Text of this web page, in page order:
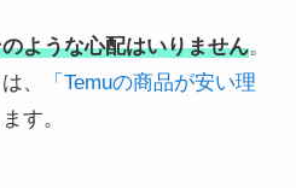
ような心配はいりません。
、
「Temuの商品が安い理
す。